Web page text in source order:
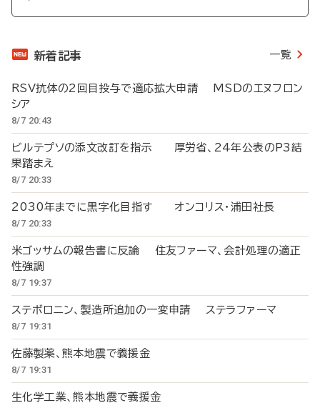
新着記事 一覧
RSV抗体の2回目投与で適応拡大申請 MSDのエヌフロン
シア
8/7 20:43
ビルテプソの添文改訂を指示 厚労省、24年公表のP3結
果踏まえ
8/7 20:33
2030年までに黒字化目指す オンコリス・浦田社長
8/7 20:33
米ゴッサムの報告書に反論 住友ファーマ、会計処理の適正
性強調
8/7 19:37
ステボロニン、製造所追加の一変申請 ステラファーマ
8/7 19:31
佐藤製薬、熊本地震で義援金
8/7 19:31
生化学工業、熊本地震で義援金